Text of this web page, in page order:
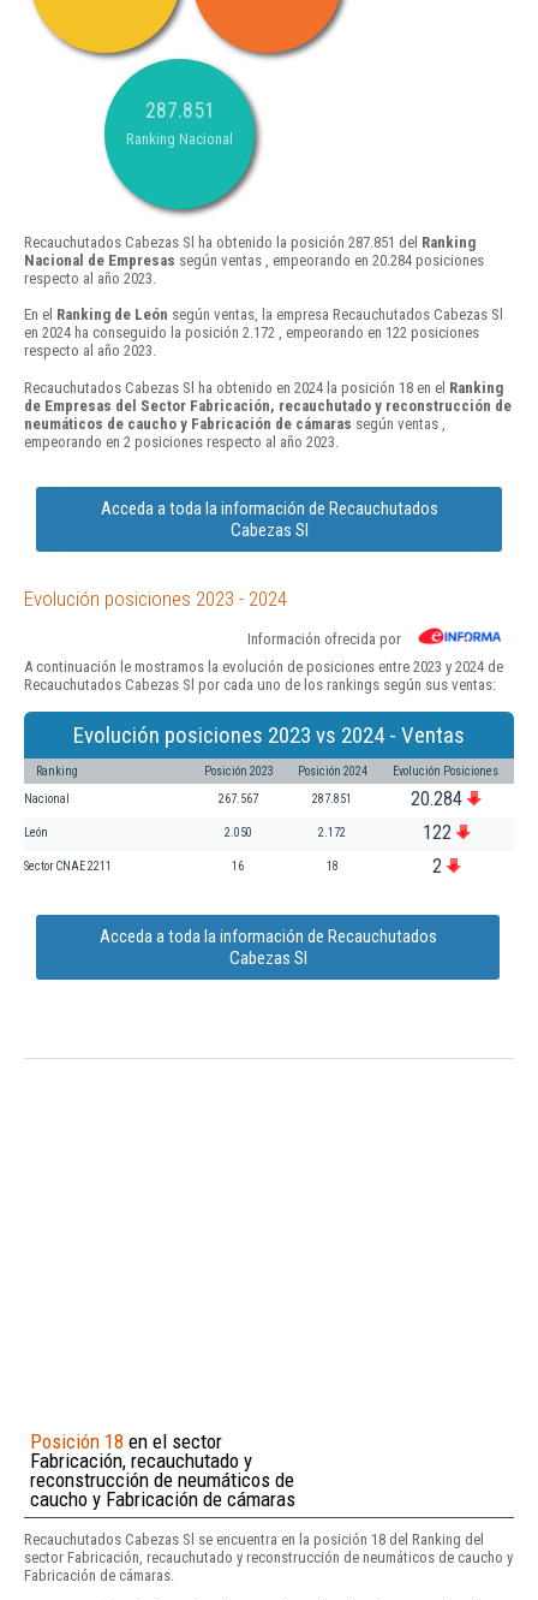
287.851
Ranking Nacional
Recauchutados Cabezas Sl ha obtenido la posición 287.851 del Ranking
Nacional de Empresas según ventas , empeorando en 20.284 posiciones
respecto al año 2023.
En el Ranking de León según ventas, la empresa Recauchutados Cabezas Sl
en 2024 ha conseguido la posición 2.172 , empeorando en 122 posiciones
respecto al año 2023.
Recauchutados Cabezas Sl ha obtenido en 2024 la posición 18 en el Ranking
de Empresas del Sector Fabricación, recauchutado y reconstrucción de
neumáticos de caucho y Fabricación de cámaras según ventas ,
empeorando en 2 posiciones respecto al año 2023.
Acceda a toda la información de Recauchutados
Cabezas Sl
Evolución posiciones 2023 - 2024
Información ofrecida por
A continuación le mostramos la evolución de posiciones entre 2023 y 2024 de
Recauchutados Cabezas Sl por cada uno de los rankings según sus ventas:
Evolución posiciones 2023 vs 2024 - Ventas
Ranking Posición 2023 Posición 2024 Evolución Posiciones
Nacional 267.567 287.851 20.284
León 2.050 2.172 122
Sector CNAE 2211 16 18 2
Acceda a toda la información de Recauchutados
Cabezas Sl
Posición 18 en el sector
Fabricación, recauchutado y
reconstrucción de neumáticos de
caucho y Fabricación de cámaras
Recauchutados Cabezas Sl se encuentra en la posición 18 del Ranking del
sector Fabricación, recauchutado y reconstrucción de neumáticos de caucho y
Fabricación de cámaras.